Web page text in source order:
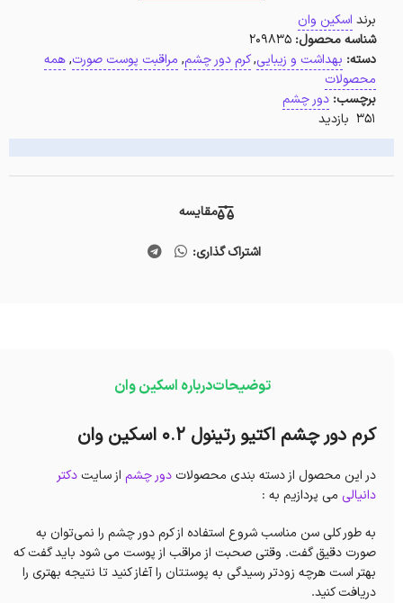
برند اسکین وان
شناسه محصول: 209835
دسته: بهداشت و زیبایی,کرم دور چشم, مراقبت پوست صورت,همه
محصولات
برچسب: دور چشم
351 بازدید
مقایسه
اشتراک گذاری:
توضیحاتدرباره اسکین وان
کرم دور چشم اکتیو رتینول 0.2 اسکین وان
در این محصول از دسته بندی محصولات دور چشم از سایتدکتر
دانیالی می پردازیم به :
به طور کلی سن مناسب شروع استفاده از کرم دور چشم را نمی‌توان به
صورت دقیق گفت. وقتی صحبت از مراقب از پوست می شود باید گفت که
بهتر است هرچه زودتر رسیدگی به پوستتان را آغاز کنید تا نتیجه‌ بهتری را
دریافت کنید.